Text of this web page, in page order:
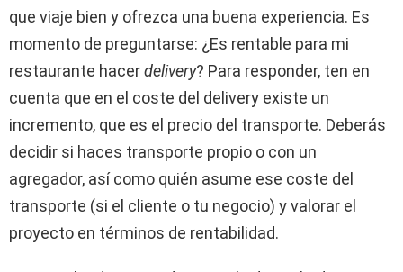
que viaje bien y ofrezca una buena experiencia. Es
momento de preguntarse: ¿Es rentable para mi
restaurante hacerdelivery? Para responder, ten en
cuenta que en el coste del delivery existe un
incremento, que es el precio del transporte. Deberás
decidir si haces transporte propio o con un
agregador, así como quién asume ese coste del
transporte (si el cliente o tu negocio) y valorar el
proyecto en términos de rentabilidad.